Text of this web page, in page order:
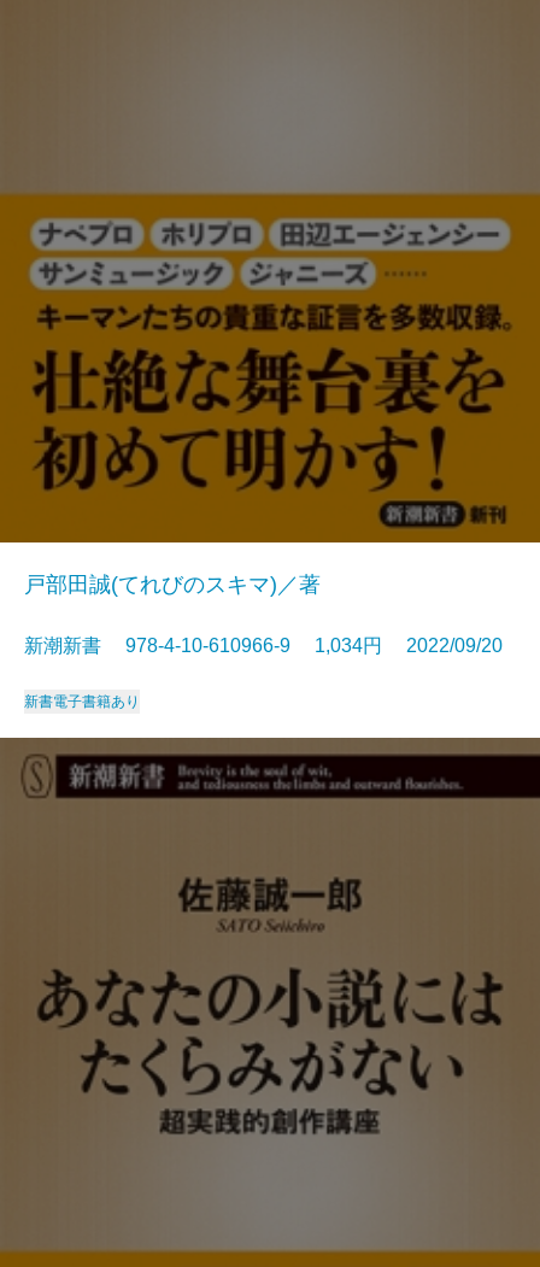
戸部田誠(てれびのスキマ)／著
新潮新書 978-4-10-610966-9 1,034円 2022/09/20
新書電子書籍あり